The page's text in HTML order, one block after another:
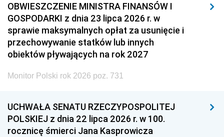
OBWIESZCZENIE MINISTRA FINANSÓW I
GOSPODARKI z dnia 23 lipca 2026 r. w
sprawie maksymalnych opłat za usunięcie i
przechowywanie statków lub innych
obiektów pływających na rok 2027
Monitor Polski rok 2026 poz. 731
UCHWAŁA SENATU RZECZYPOSPOLITEJ
POLSKIEJ z dnia 22 lipca 2026 r. w 100.
rocznicę śmierci Jana Kasprowicza